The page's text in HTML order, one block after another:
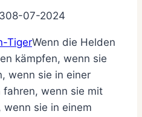
08-07-2024
Wenn die Helden
kämpfen, wenn sie
wenn sie in einer
fahren, wenn sie mit
wenn sie in einem